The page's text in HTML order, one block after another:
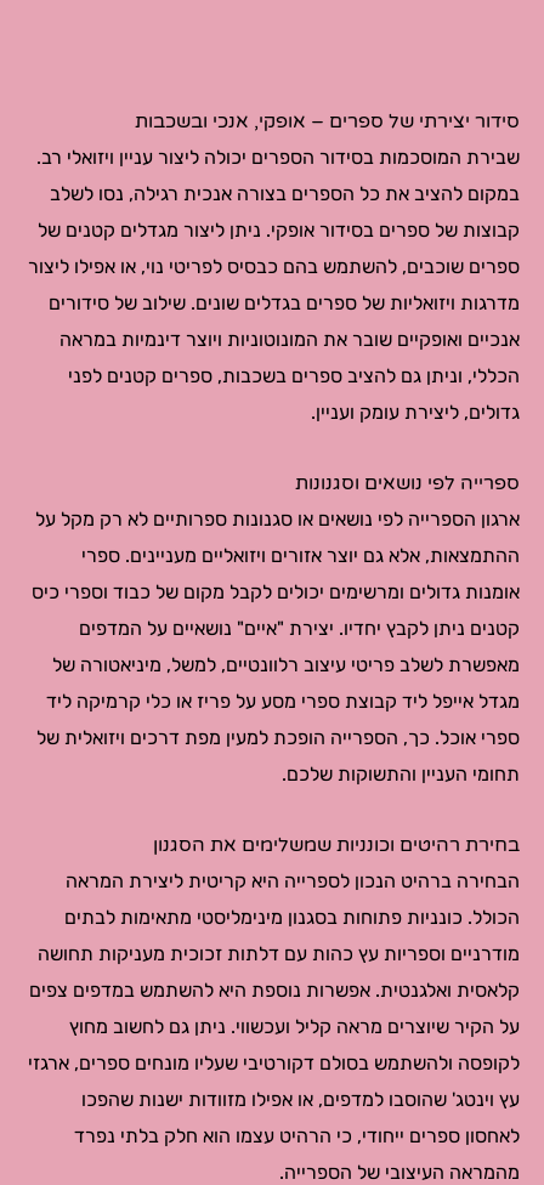
סידור יצירתי של ספרים – אופקי, אנכי ובשכבות
שבירת המוסכמות בסידור הספרים יכולה ליצור עניין ויזואלי רב.
במקום להציב את כל הספרים בצורה אנכית רגילה, נסו לשלב
קבוצות של ספרים בסידור אופקי. ניתן ליצור מגדלים קטנים של
ספרים שוכבים, להשתמש בהם כבסיס לפריטי נוי, או אפילו ליצור
מדרגות ויזואליות של ספרים בגדלים שונים. שילוב של סידורים
אנכיים ואופקיים שובר את המונוטוניות ויוצר דינמיות במראה
הכללי, וניתן גם להציב ספרים בשכבות, ספרים קטנים לפני
גדולים, ליצירת עומק ועניין.
ספרייה לפי נושאים וסגנונות
ארגון הספרייה לפי נושאים או סגנונות ספרותיים לא רק מקל על
ההתמצאות, אלא גם יוצר אזורים ויזואליים מעניינים. ספרי
אומנות גדולים ומרשימים יכולים לקבל מקום של כבוד וספרי כיס
קטנים ניתן לקבץ יחדיו. יצירת "איים" נושאיים על המדפים
מאפשרת לשלב פריטי עיצוב רלוונטיים, למשל, מיניאטורה של
מגדל אייפל ליד קבוצת ספרי מסע על פריז או כלי קרמיקה ליד
ספרי אוכל. כך, הספרייה הופכת למעין מפת דרכים ויזואלית של
תחומי העניין והתשוקות שלכם.
בחירת רהיטים וכונניות שמשלימים את הסגנון
הבחירה ברהיט הנכון לספרייה היא קריטית ליצירת המראה
הכולל. כונניות פתוחות בסגנון מינימליסטי מתאימות לבתים
מודרניים וספריות עץ כהות עם דלתות זכוכית מעניקות תחושה
קלאסית ואלגנטית. אפשרות נוספת היא להשתמש במדפים צפים
על הקיר שיוצרים מראה קליל ועכשווי. ניתן גם לחשוב מחוץ
לקופסה ולהשתמש בסולם דקורטיבי שעליו מונחים ספרים, ארגזי
עץ וינטג' שהוסבו למדפים, או אפילו מזוודות ישנות שהפכו
לאחסון ספרים ייחודי, כי הרהיט עצמו הוא חלק בלתי נפרד
מהמראה העיצובי של הספרייה.